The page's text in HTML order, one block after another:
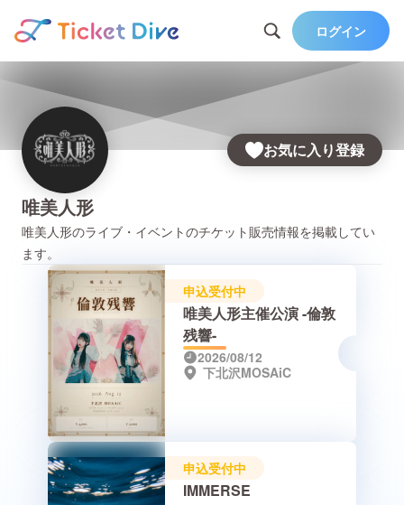
ログイン
お気に入り登録
唯美人形
唯美人形のライブ・イベントのチケット販売情報を掲載してい
ます。
申込受付中
唯美人形主催公演 -倫敦
残響-
2026/08/12
下北沢MOSAiC
申込受付中
IMMERSE